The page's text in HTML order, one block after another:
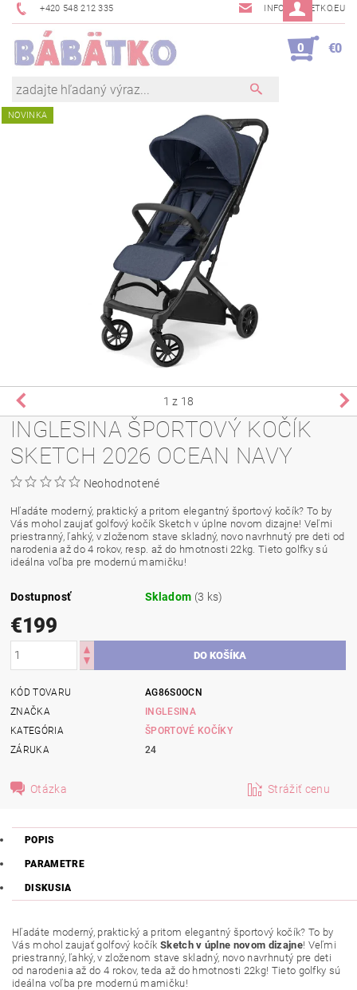
+420 548 212 335 INFO@BABETKO.EU
0 €0
NOVINKA
1 z 18
INGLESINA ŠPORTOVÝ KOČÍK
SKETCH 2026 OCEAN NAVY
Neohodnotené
Hľadáte moderný, praktický a pritom elegantný športový kočík? To by
Vás mohol zaujať golfový kočík Sketch v úplne novom dizajne! Veľmi
priestranný, ľahký, v zloženom stave skladný, novo navrhnutý pre deti od
narodenia až do 4 rokov, resp. až do hmotnosti 22kg. Tieto golfky sú
ideálna voľba pre modernú mamičku!
Dostupnosť Skladom (3 ks)
€199
KÓD TOVARU
AG86S0OCN
ZNAČKA
INGLESINA
KATEGÓRIA
ŠPORTOVÉ KOČÍKY
ZÁRUKA
24
Otázka Strážiť cenu
POPIS
PARAMETRE
DISKUSIA
Hľadáte moderný, praktický a pritom elegantný športový kočík? To by
Vás mohol zaujať golfový kočík Sketch v úplne novom dizajne! Veľmi
priestranný, ľahký, v zloženom stave skladný, novo navrhnutý pre deti
od narodenia až do 4 rokov, teda až do hmotnosti 22kg! Tieto golfky sú
ideálna voľba pre modernú mamičku!